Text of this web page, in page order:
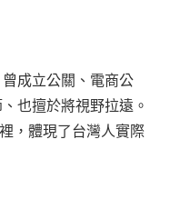
成立公關、電商公
也擅於將視野拉遠。
，體現了台灣人實際